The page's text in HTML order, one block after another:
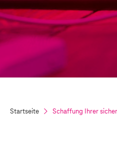
Startseite Schaffung Ihrer